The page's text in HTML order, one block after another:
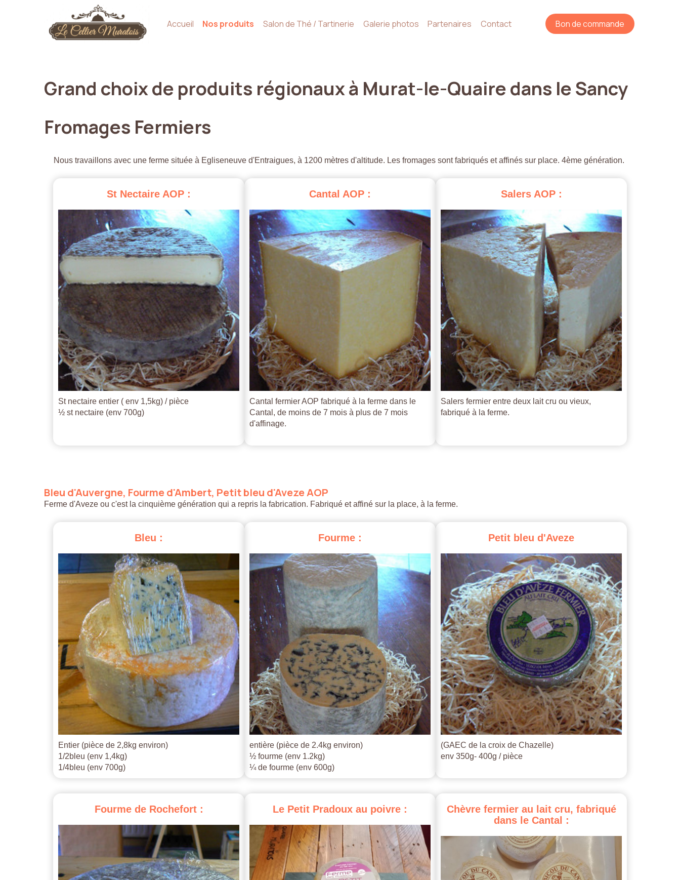
Accueil Nos produits Salon de Thé / Tartinerie Galerie photos Partenaires Contact Bon de commande
Grand choixde produits régionauxà Murat-le-Quairedans leSancy
Fromages Fermiers
Nous travaillons avec une ferme située à Egliseneuve d'Entraigues, à 1200 mètres d'altitude. Les fromages sont fabriqués et affinés sur place. 4ème génération.
St Nectaire AOP :
St nectaire entier ( env 1,5kg) / pièce
½ st nectaire (env 700g)
Cantal AOP :
Cantal fermier AOP fabriqué à la ferme dans le
Cantal, de moins de 7 mois à plus de 7 mois
d'affinage.
Salers AOP :
Salers fermier entre deux lait cru ou vieux,
fabriqué à la ferme.
Bleu d'Auvergne, Fourmed'Ambert, Petitbleu d'AvezeAOP
Ferme d'Aveze ou c'est la cinquième génération qui a repris la fabrication. Fabriqué et affiné sur la place, à la ferme.
Bleu :
Entier (pièce de 2,8kg environ)
1/2bleu (env 1,4kg)
1/4bleu (env 700g)
Fourme :
entière (pièce de 2.4kg environ)
½ fourme (env 1.2kg)
¼ de fourme (env 600g)
Petit bleu d'Aveze
(GAEC de la croix de Chazelle)
env 350g- 400g / pièce
Fourme de Rochefort : Le Petit Pradoux au poivre : Chèvre fermier au lait cru, fabriqué
dans le Cantal :